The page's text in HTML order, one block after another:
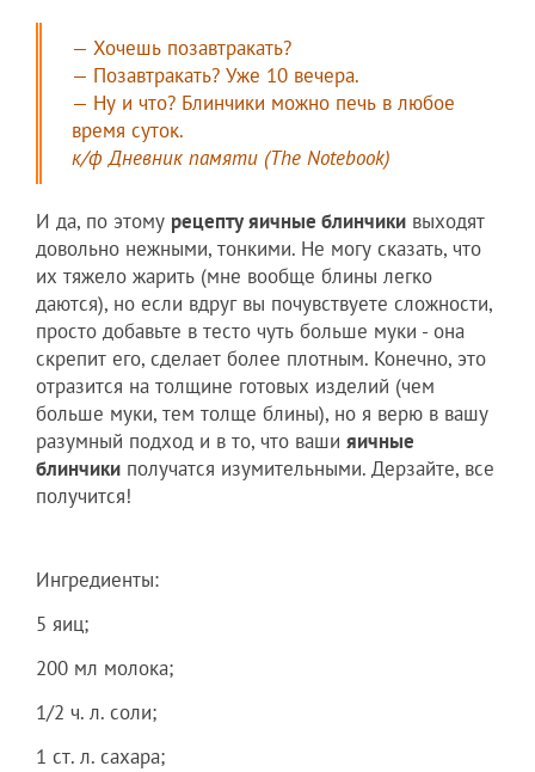
— Хочешь позавтракать?
— Позавтракать? Уже 10 вечера.
— Ну и что? Блинчики можно печь в любое
время суток.
к/ф Дневник памяти (The Notebook)
И да, по этому рецепту яичные блинчики выходят
довольно нежными, тонкими. Не могу сказать, что
их тяжело жарить (мне вообще блины легко
даются), но если вдруг вы почувствуете сложности,
просто добавьте в тесто чуть больше муки - она
скрепит его, сделает более плотным. Конечно, это
отразится на толщине готовых изделий (чем
больше муки, тем толще блины), но я верю в вашу
разумный подход и в то, что ваши яичные
блинчики получатся изумительными. Дерзайте, все
получится!
Ингредиенты:
5 яиц;
200 мл молока;
1/2 ч. л. соли;
1 ст. л. сахара;